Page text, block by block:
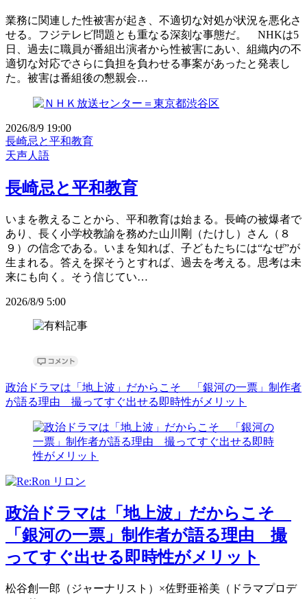
業務に関連した性被害が起き、不適切な対処が状況を悪化さ
せる。フジテレビ問題とも重なる深刻な事態だ。 NHKは5
日、過去に職員が番組出演者から性被害にあい、組織内の不
適切な対応でさらに負担を負わせる事案があったと発表し
た。被害は番組後の懇親会…
2026/8/9 19:00
長崎忌と平和教育
天声人語
長崎忌と平和教育
いまを教えることから、平和教育は始まる。長崎の被爆者で
あり、長く小学校教諭を務めた山川剛（たけし）さん（８
９）の信念である。いまを知れば、子どもたちには“なぜ”が
生まれる。答えを探そうとすれば、過去を考える。思考は未
来にも向く。そう信じてい…
2026/8/9 5:00
政治ドラマは「地上波」だからこそ 「銀河の一票」制作者
が語る理由 撮ってすぐ出せる即時性がメリット
政治ドラマは「地上波」だからこそ
「銀河の一票」制作者が語る理由 撮
ってすぐ出せる即時性がメリット
松谷創一郎（ジャーナリスト）×佐野亜裕美（ドラマプロデ